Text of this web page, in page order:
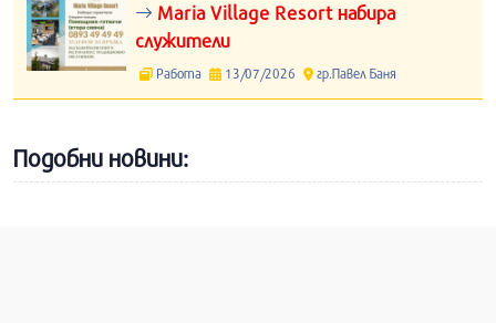
Maria Village Resort набира
служители
Работа 13/07/2026 гр.Павел Баня
Подобни новини: